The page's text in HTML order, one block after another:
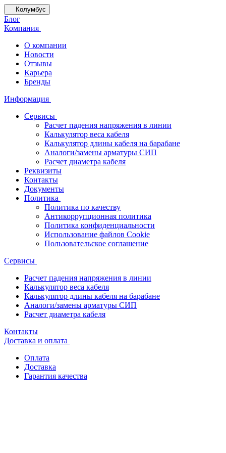
Колумбус
Блог
Компания
О компании
Новости
Отзывы
Карьера
Бренды
Информация
Сервисы
Расчет падения напряжения в линии
Калькулятор веса кабеля
Калькулятор длины кабеля на барабане
Аналоги/замены арматуры СИП
Расчет диаметра кабеля
Реквизиты
Контакты
Документы
Политика
Политика по качеству
Антикоррупционная политика
Политика конфиденциальности
Использование файлов Cookie
Пользовательское соглашение
Сервисы
Расчет падения напряжения в линии
Калькулятор веса кабеля
Калькулятор длины кабеля на барабане
Аналоги/замены арматуры СИП
Расчет диаметра кабеля
Контакты
Доставка и оплата
Оплата
Доставка
Гарантия качества